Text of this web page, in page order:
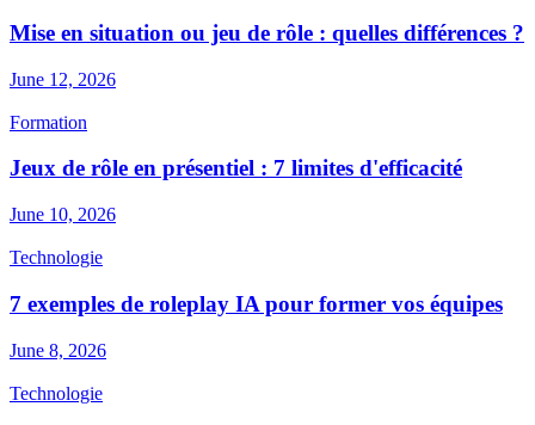
Mise en situation ou jeu de rôle : quelles différences ?
June 12, 2026
Formation
Jeux de rôle en présentiel : 7 limites d'efficacité
June 10, 2026
Technologie
7 exemples de roleplay IA pour former vos équipes
June 8, 2026
Technologie